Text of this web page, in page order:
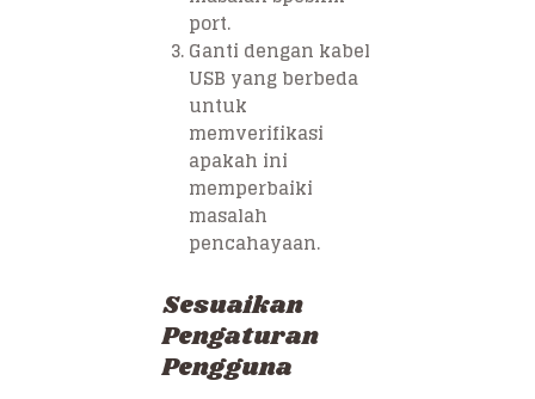
port.
Ganti dengan kabel
USB yang berbeda
untuk
memverifikasi
apakah ini
memperbaiki
masalah
pencahayaan.
Sesuaikan
Pengaturan
Pengguna